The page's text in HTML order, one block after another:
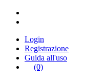
Login
Registrazione
Guida all'uso
(0)